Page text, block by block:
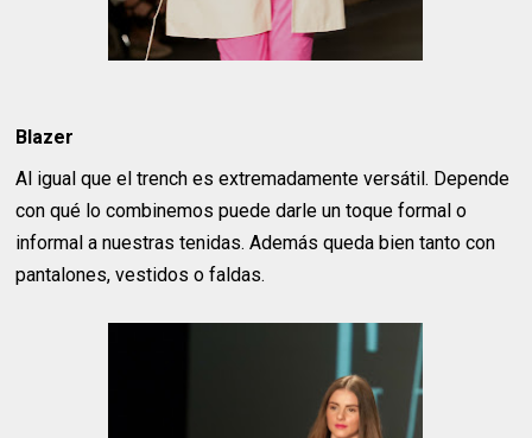
Blazer
Al igual que el trench es extremadamente versátil. Depende
con qué lo combinemos puede darle un toque formal o
informal a nuestras tenidas. Además queda bien tanto con
pantalones, vestidos o faldas.